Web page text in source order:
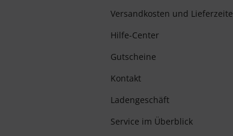
Versandkosten und
Hilfe-Center
Gutscheine
Kontakt
Ladengeschäft
Service im Überblick